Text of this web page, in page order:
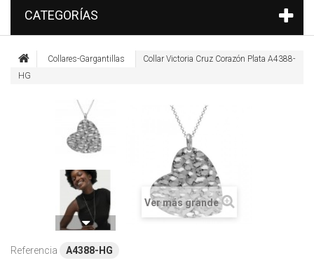
CATEGORÍAS
Collares-Gargantillas
Collar Victoria Cruz Corazón Plata A4388-
HG
Ver más grande
Referencia A4388-HG